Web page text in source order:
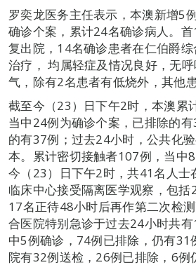
罗奕龙医务主任表示，本澳新增5
确诊个案，累计24名确诊病人。
复出院，14名确诊患者在仁伯爵
治疗， 均属轻症及情况良好，无
气，除有2名患者有低烧外，其他
截至今（23）日下午2时，本澳累
当中24例为确诊个案，已排除的
的有37例；过去24小时，公共化
本。累计密切接触者107例，当中
今（23）日下午2时，共41名人士
临床中心接受隔离医学观察，包括
17名正待48小时后再作第二次检
合医院特别急诊于过去24小时共
中5例确诊，74例已排除，仍有31
院有32例送检，26例已排除，6例